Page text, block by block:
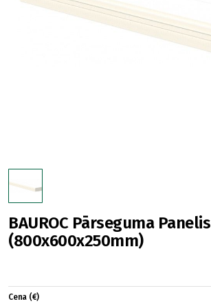
BAUROC Pārseguma Panelis
(800x600x250mm)
Cena (€)